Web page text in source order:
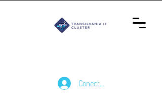
Conectează-te